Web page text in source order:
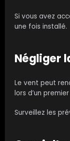
Si vous avez
une fois installé.
Négliger
Le vent peut
lors d’un
Surveillez les